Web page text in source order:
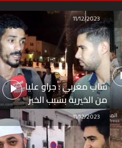
شاب مغربي : جراو عليا
من الخيرية بسبب الخبز
11/12/2023
11/12/2023